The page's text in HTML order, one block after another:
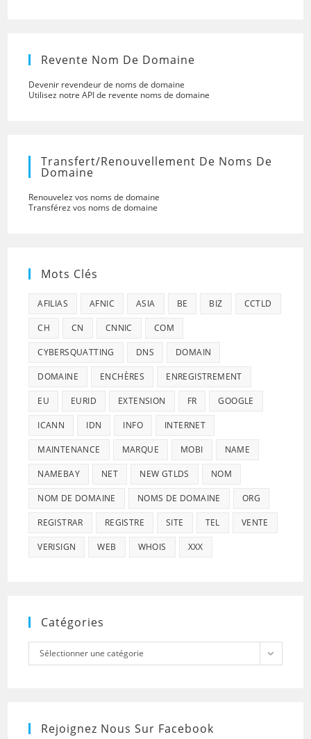
Revente Nom De Domaine
Devenir revendeur de noms de domaine
Utilisez notre API de revente noms de domaine
Transfert/renouvellement De Noms De
Domaine
Renouvelez vos noms de domaine
Transférez vos noms de domaine
Mots Clés
AFILIAS AFNIC ASIA BE BIZ CCTLD
CH CN CNNIC COM
CYBERSQUATTING DNS DOMAIN
DOMAINE ENCHÈRES ENREGISTREMENT
EU EURID EXTENSION FR GOOGLE
ICANN IDN INFO INTERNET
MAINTENANCE MARQUE MOBI NAME
NAMEBAY NET NEW GTLDS NOM
NOM DE DOMAINE NOMS DE DOMAINE ORG
REGISTRAR REGISTRE SITE TEL VENTE
VERISIGN WEB WHOIS XXX
Catégories
Catégories
Sélectionner une catégorie
Rejoignez Nous Sur Facebook